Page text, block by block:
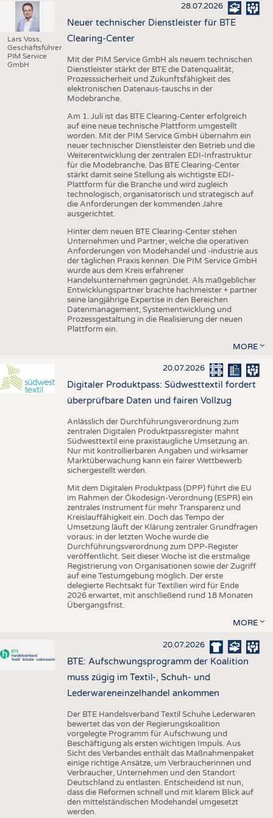
Lars Voss,
Geschäftsführer
PIM Service
GmbH
28.07.2026
Neuer technischer Dienstleister für BTE
Clearing-Center
Mit der PIM Service GmbH als neuem technischen
Dienstleister stärkt der BTE die Datenqualität,
Prozesssicherheit und Zukunftsfähigkeit des
elektronischen Datenaus-tauschs in der
Modebranche.
Am 1. Juli ist das BTE Clearing-Center erfolgreich
auf eine neue technische Plattform umgestellt
worden. Mit der PIM Service GmbH übernahm ein
neuer technischer Dienstleister den Betrieb und die
Weiterentwicklung der zentralen EDI-Infrastruktur
für die Modebranche. Das BTE Clearing-Center
stärkt damit seine Stellung als wichtigste EDI-
Plattform für die Branche und wird zugleich
technologisch, organisatorisch und strategisch auf
die Anforderungen der kommenden Jahre
ausgerichtet.
Hinter dem neuen BTE Clearing-Center stehen
Unternehmen und Partner, welche die operativen
Anforderungen von Modehandel und -industrie aus
der täglichen Praxis kennen. Die PIM Service GmbH
wurde aus dem Kreis erfahrener
Handelsunternehmen gegründet. Als maßgeblicher
Entwicklungspartner brachte hachmeister + partner
seine langjährige Expertise in den Bereichen
Datenmanagement, Systementwicklung und
Prozessgestaltung in die Realisierung der neuen
Plattform ein.
MORE
20.07.2026
Digitaler Produktpass: Südwesttextil fordert
überprüfbare Daten und fairen Vollzug
Anlässlich der Durchführungsverordnung zum
zentralen Digitalen Produktpassregister mahnt
Südwesttextil eine praxistaugliche Umsetzung an.
Nur mit kontrollierbaren Angaben und wirksamer
Marktüberwachung kann ein fairer Wettbewerb
sichergestellt werden.
Mit dem Digitalen Produktpass (DPP) führt die EU
im Rahmen der Ökodesign-Verordnung (ESPR) ein
zentrales Instrument für mehr Transparenz und
Kreislauffähigkeit ein. Doch das Tempo der
Umsetzung läuft der Klärung zentraler Grundfragen
voraus: in der letzten Woche wurde die
Durchführungsverordnung zum DPP-Register
veröffentlicht. Seit dieser Woche ist die erstmalige
Registrierung von Organisationen sowie der Zugriff
auf eine Testumgebung möglich. Der erste
delegierte Rechtsakt für Textilien wird für Ende
2026 erwartet, mit anschließend rund 18 Monaten
Übergangsfrist.
MORE
20.07.2026
BTE: Aufschwungsprogramm der Koalition
muss zügig im Textil-, Schuh- und
Lederwareneinzelhandel ankommen
Der BTE Handelsverband Textil Schuhe Lederwaren
bewertet das von der Regierungskoalition
vorgelegte Programm für Aufschwung und
Beschäftigung als ersten wichtigen Impuls. Aus
Sicht des Verbandes enthält das Maßnahmenpaket
einige richtige Ansätze, um Verbraucherinnen und
Verbraucher, Unternehmen und den Standort
Deutschland zu entlasten. Entscheidend ist nun,
dass die Reformen schnell und mit klarem Blick auf
den mittelständischen Modehandel umgesetzt
werden.